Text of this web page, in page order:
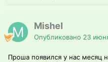
Mishel
Опубликовано 23
Проша появился у нас месяц